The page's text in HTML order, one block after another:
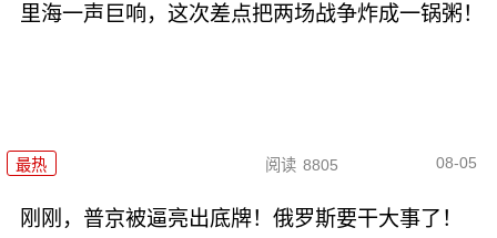
里海一声巨响，这次差点把两场战争炸成一锅粥！
最热 阅读 8805 08-05
刚刚，普京被逼亮出底牌！俄罗斯要干大事了！